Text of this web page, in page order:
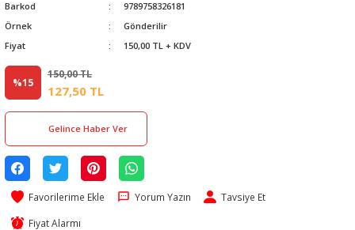
Barkod
9789758326181
Örnek
Gönderilir
Fiyat
150,00 TL + KDV
%15
150,00 TL
127,50 TL
Gelince Haber Ver
Yorum Yazın Tavsiye Et
Fiyat Alarmı